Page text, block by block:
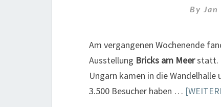
By Jan
Am vergangenen Wochenende
Ausstellung Bricks am Meerstatt.
Ungarn kamen in die
3.500 Besucher haben …